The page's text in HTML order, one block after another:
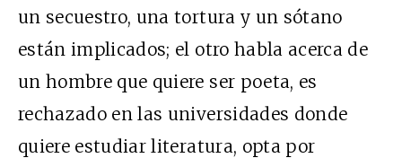
un secuestro, una tortura y un sótano
están implicados; el otro habla acerca de
un hombre que quiere ser poeta, es
rechazado en las universidades donde
quiere estudiar literatura, opta por